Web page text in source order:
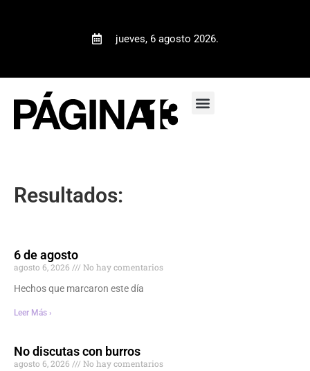
jueves, 6 agosto 2026.
Resultados:
6 de agosto
agosto 6, 2026
No hay comentarios
Hechos que marcaron este día
Leer Más ›
No discutas con burros
agosto 6, 2026
No hay comentarios